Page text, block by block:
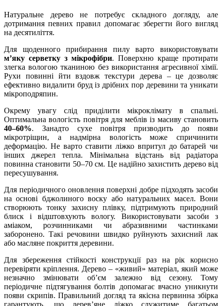
Натуральне дерево не потребує складного догляду, але
дотримання певних правил допомагає зберегти його вигляд
на десятиліття.
Для щоденного прибирання пилу варто використовувати
м’яку серветку з мікрофібри. Поверхню краще протирати
злегка вологою тканиною без використання агресивної хімії.
Рухи повинні йти вздовж текстури дерева – це дозволяє
ефективно видалити бруд із дрібних пор деревини та уникати
мікроподряпин.
Окрему увагу слід приділити мікроклімату в спальні.
Оптимальна вологість повітря для меблів із масиву становить
40–60%. Занадто сухе повітря призводить до появи
мікротріщин, а надмірна вологість може спричинити
деформацію. Не варто ставити ліжко впритул до батарей чи
інших джерел тепла. Мінімальна відстань від радіатора
повинна становити 50–70 см. Це надійно захистить дерево від
пересушування.
Для періодичного оновлення поверхні добре підходять засоби
на основі бджолиного воску або натуральних масел. Вони
створюють тонку захисну плівку, підтримують природний
блиск і відштовхують вологу. Використовувати засоби з
аміаком, розчинниками чи абразивними частинками
заборонено. Такі речовини швидко руйнують захисний лак
або масляне покриття деревини.
Для збереження стійкості конструкції раз на рік корисно
перевіряти кріплення. Дерево – «живий» матеріал, який може
незначно змінювати об’єм залежно від сезону. Тому
періодичне підтягування болтів допомагає вчасно уникнути
появи скрипів. Правильний догляд та якісна первинна збірка
гарантують, що дерев’яне ліжко служитиме багатьом